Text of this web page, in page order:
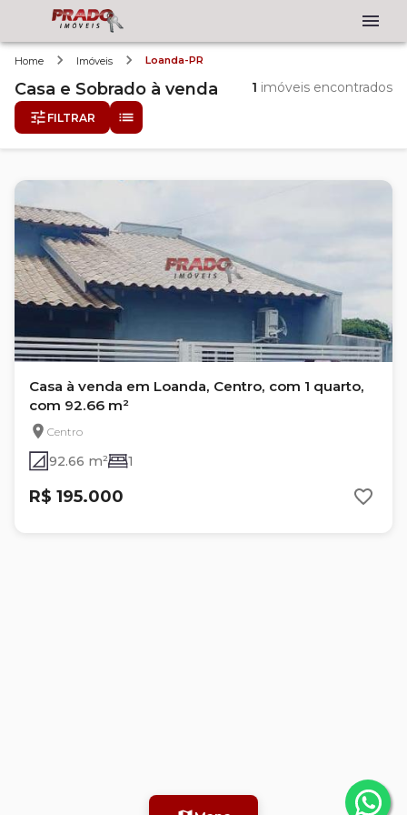
Home Imóveis Loanda-PR
Casa e Sobrado à venda 1 imóveis encontrados
FILTRAR
Casa à venda em Loanda, Centro, com 1 quarto,
com 92.66 m²
Centro
92.66 m² 1
R$ 195.000